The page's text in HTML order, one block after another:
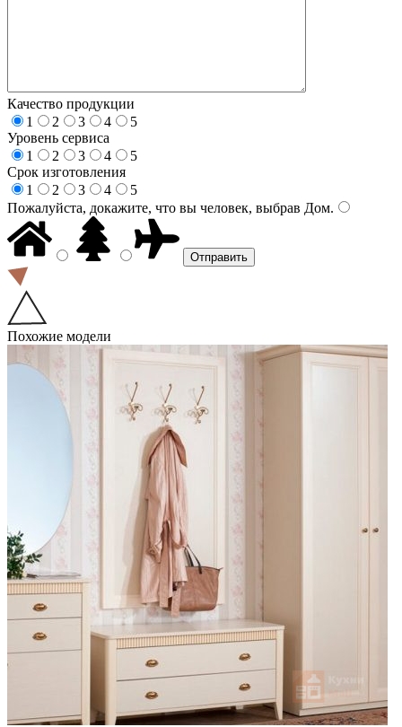
Качество продукции
1
2 3 4
5
Уровень сервиса
1
2 3 4
5
Срок изготовления
1
2 3 4
5
Пожалуйста, докажите, что вы человек, выбрав Дом.
Похожие модели